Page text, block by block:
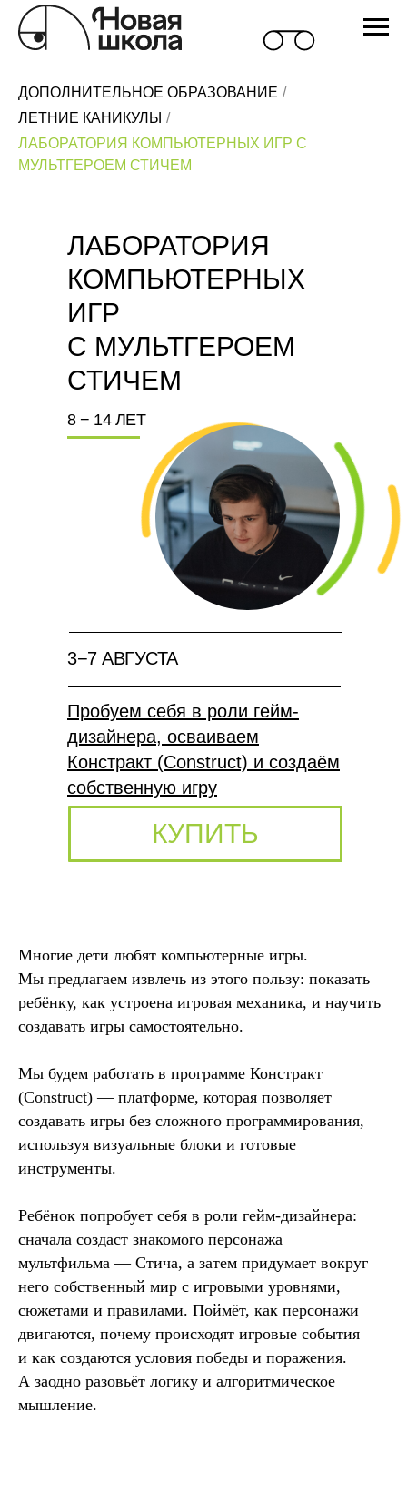
ДОПОЛНИТЕЛЬНОЕ ОБРАЗОВАНИЕ /
ЛЕТНИЕ КАНИКУЛЫ /
ЛАБОРАТОРИЯ КОМПЬЮТЕРНЫХ ИГР С
МУЛЬТГЕРОЕМ СТИЧЕМ
3−7 АВГУСТА
8 − 14 ЛЕТ
Пробуем себя в роли гейм-
дизайнера, осваиваем
Констракт (Construct) и создаём
собственную игру
ЛАБОРАТОРИЯ
КОМПЬЮТЕРНЫХ
ИГР
С МУЛЬТГЕРОЕМ
СТИЧЕМ
КУПИТЬ
Многие дети любят компьютерные игры.
Мы предлагаем извлечь из этого пользу: показать
ребёнку, как устроена игровая механика, и научить
создавать игры самостоятельно.
Мы будем работать в программе Констракт
(Construct) — платформе, которая позволяет
создавать игры без сложного программирования,
используя визуальные блоки и готовые
инструменты.
Ребёнок попробует себя в роли гейм-дизайнера:
сначала создаст знакомого персонажа
мультфильма — Стича, а затем придумает вокруг
него собственный мир с игровыми уровнями,
сюжетами и правилами. Поймёт, как персонажи
двигаются, почему происходят игровые события
и как создаются условия победы и поражения.
А заодно разовьёт логику и алгоритмическое
мышление.